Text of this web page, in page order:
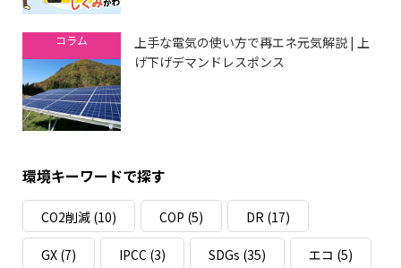
コラム
上手な電気の使い方で再エネ元気解説 | 上
げ下げデマンドレスポンス
環境キーワードで探す
CO2削減(10) COP (5) DR (17)
GX(7) IPCC(3) SDGs (35) エコ (5)